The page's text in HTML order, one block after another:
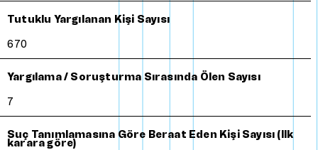
Tutuklu Yargılanan Kişi Sayısı
670
Yargılama / Soruşturma Sırasında Ölen Sayısı
7
Suç Tanımlamasına Göre Beraat Eden Kişi Sayısı (ilk
karara göre)